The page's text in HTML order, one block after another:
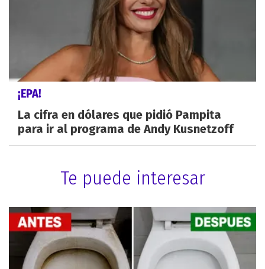
¡EPA!
La cifra en dólares que pidió Pampita
para ir al programa de Andy Kusnetzoff
Te puede interesar